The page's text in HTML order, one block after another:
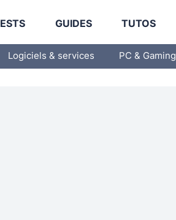
GUIDES TUTOS
Logiciels & services PC & Gaming